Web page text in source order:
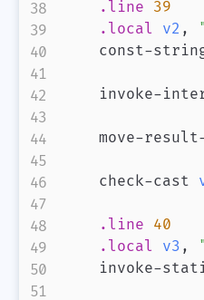
.line 39
.local
v2 ,
const-
invoke-
move-
    check-cast
.line 40
.local
v3 ,
invoke-